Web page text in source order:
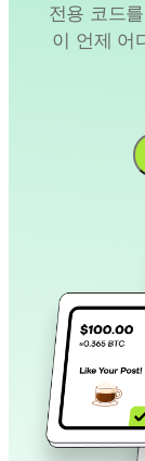
전용 코드
이 언제 어